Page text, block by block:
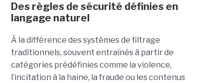
Des règles de sécurité définies en
langage naturel
À la différence des systèmes de filtrage
traditionnels, souvent entraînés à partir de
catégories prédéfinies comme la violence,
l’incitation à la haine, la fraude ou les contenus